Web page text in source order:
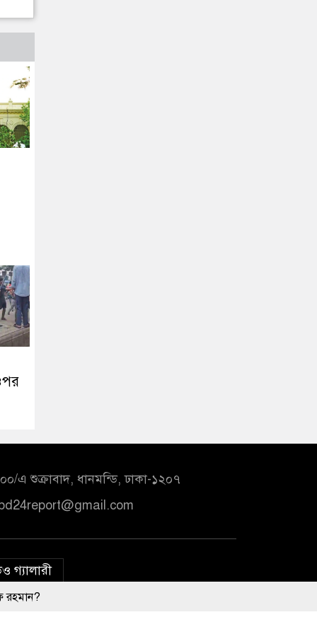
এ শুক্রাবাদ, ধানমন্ডি, ঢাকা-১২০৭
bd24report@gmail.com
গ্যালারী